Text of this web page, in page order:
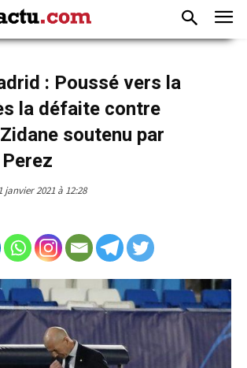
: Poussé vers la
la défaite contre
soutenu par
janvier 2021 à 12:28